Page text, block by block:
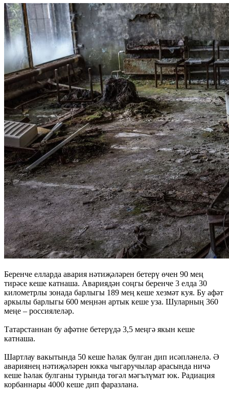
Беренче елларда авария нәтиҗәләрен бетерү өчен 90 мең
тирәсе кеше катнаша. Авариядән соңгы беренче 3 елда 30
километрлы зонада барлыгы 189 мең кеше хезмәт куя. Бу афәт
аркылы барлыгы 600 меңнән артык кеше уза. Шуларның 360
меңе – россиялеләр.
Татарстаннан бу афәтне бетерүдә 3,5 меңгә якын кеше
катнаша.
Шартлау вакытында 50 кеше һәлак булган дип исәпләнелә. Ә
авариянең нәтиҗәләрен юкка чыгаручылар арасында ничә
кеше һәлак булганы турында төгәл мәгълүмат юк. Радиация
корбаннары 4000 кеше дип фаразлана.